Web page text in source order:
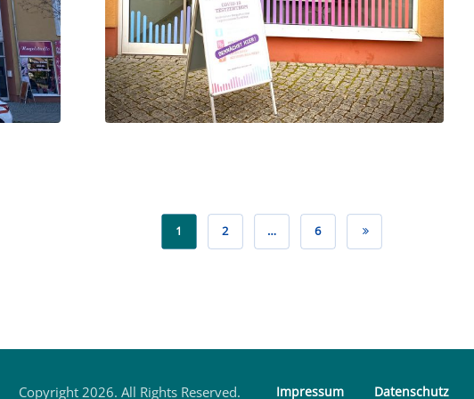
1 2 … 6
Copyright 2026. All Rights Reserved. Impressum Datenschutz